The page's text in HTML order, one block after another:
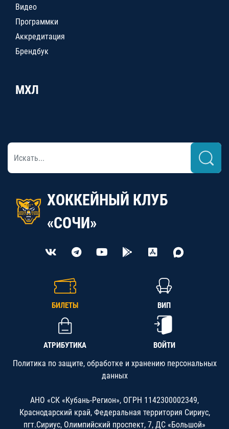
Видео
Программки
Аккредитация
Брендбук
МХЛ
ХОККЕЙНЫЙ КЛУБ
«СОЧИ»
БИЛЕТЫ ВИП
АТРИБУТИКА ВОЙТИ
Политика по защите, обработке и хранению персональных
данных
АНО «СК «Кубань-Регион», ОГРН 1142300002349,
Краснодарский край, Федеральная территория Сириус,
пгт.Сириус, Олимпийский проспект, 7, ДС «Большой»